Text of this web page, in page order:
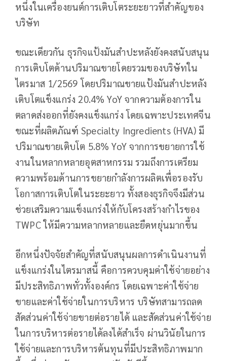
หนึ่งในเครื่องยนต์การเติบโตระยะยาวที่สำคัญของ
บริษัท
ขณะเดียวกัน ธุรกิจแป้งมันสำปะหลังยังคงสนับสนุน
การเติบโตด้านปริมาณขายโดยรวมของบริษัทใน
ไตรมาส 1/2569 โดยปริมาณขายแป้งมันสำปะหลัง
เติบโตแข็งแกร่ง 20.4% YoY จากความต้องการใน
ตลาดส่งออกที่ยังคงแข็งแกร่ง โดยเฉพาะประเทศจีน
ขณะที่ผลิตภัณฑ์ Specialty Ingredients (HVA) มี
ปริมาณขายเติบโต 5.8% YoY จากการขยายการใช้
งานในหลากหลายอุตสาหกรรม รวมถึงการเตรียม
ความพร้อมด้านการขยายกำลังการผลิตเพื่อรองรับ
โอกาสการเติบโตในระยะยาว ทั้งสองธุรกิจจึงมีส่วน
ช่วยเสริมความแข็งแกร่งให้กับโครงสร้างกำไรของ
TWPC ให้มีความหลากหลายและยืดหยุ่นมากขึ้น
อีกหนึ่งปัจจัยสำคัญที่สนับสนุนผลการดำเนินงานที่
แข็งแกร่งในไตรมาสนี้ คือการควบคุมค่าใช้จ่ายอย่าง
มีประสิทธิภาพทั่วทั้งองค์กร โดยเฉพาะค่าใช้จ่าย
ขายและค่าใช้จ่ายในการบริหาร บริษัทสามารถลด
สัดส่วนค่าใช้จ่ายขายต่อรายได้ และสัดส่วนค่าใช้จ่าย
ในการบริหารต่อรายได้ลงได้สำเร็จ ผ่านวินัยในการ
ใช้จ่ายและการบริหารต้นทุนที่มีประสิทธิภาพมาก